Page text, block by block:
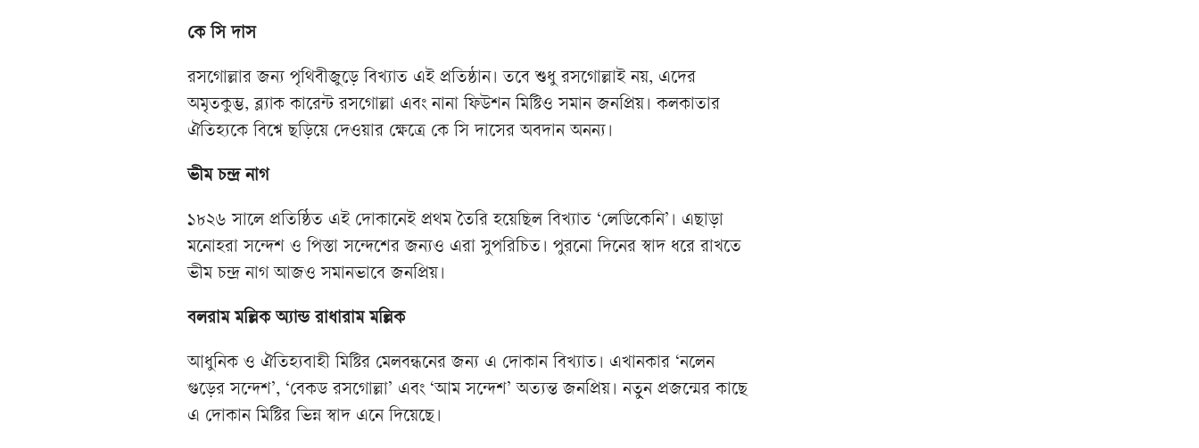
কে সি দাস
রসগোল্লার জন্য পৃথিবীজুড়ে বিখ্যাত এই প্রতিষ্ঠান। তবে শুধু রসগোল্লাই নয়, এদের
অমৃতকুম্ভ, ব্ল্যাক কারেন্ট রসগোল্লা এবং নানা ফিউশন মিষ্টিও সমান জনপ্রিয়। কলকাতার
ঐতিহ্যকে বিশ্বে ছড়িয়ে দেওয়ার ক্ষেত্রে কে সি দাসের অবদান অনন্য।
ভীম চন্দ্র নাগ
১৮২৬ সালে প্রতিষ্ঠিত এই দোকানেই প্রথম তৈরি হয়েছিল বিখ্যাত ‘লেডিকেনি’। এছাড়া
মনোহরা সন্দেশ ও পিস্তা সন্দেশের জন্যও এরা সুপরিচিত। পুরনো দিনের স্বাদ ধরে রাখতে
ভীম চন্দ্র নাগ আজও সমানভাবে জনপ্রিয়।
বলরাম মল্লিক অ্যান্ড রাধারাম মল্লিক
আধুনিক ও ঐতিহ্যবাহী মিষ্টির মেলবন্ধনের জন্য এ দোকান বিখ্যাত। এখানকার ‘নলেন
গুড়ের সন্দেশ’, ‘বেকড রসগোল্লা’ এবং ‘আম সন্দেশ’ অত্যন্ত জনপ্রিয়। নতুন প্রজন্মের কাছে
এ দোকান মিষ্টির ভিন্ন স্বাদ এনে দিয়েছে।